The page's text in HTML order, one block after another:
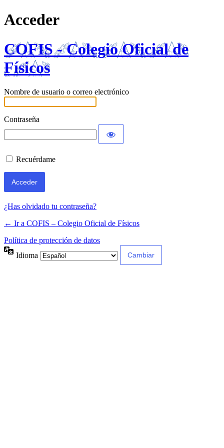
Acceder
COFIS - Colegio Oficial de
Físicos
Nombre de usuario o correo electrónico
Contraseña
Recuérdame
¿Has olvidado tu contraseña?
← Ir a COFIS – Colegio Oficial de Físicos
Política de protección de datos
Idioma